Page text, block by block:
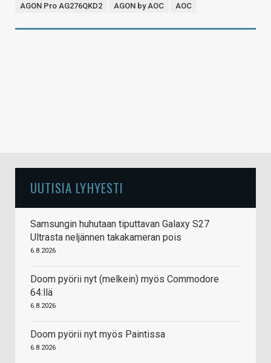
AGON Pro AG276QKD2 AGON by AOC AOC
UUTISIA LYHYESTI
Samsungin huhutaan tiputtavan Galaxy S27
Ultrasta neljännen takakameran pois
6.8.2026
Doom pyörii nyt (melkein) myös Commodore
64:llä
6.8.2026
Doom pyörii nyt myös Paintissa
6.8.2026